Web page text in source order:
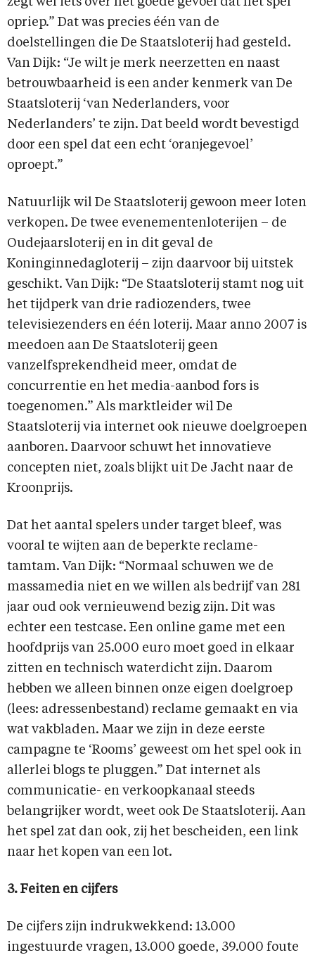
opriep.” Dat was precies één van de
doelstellingen die De Staatsloterij had gesteld.
Van Dijk: “Je wilt je merk neerzetten en naast
betrouwbaarheid is een ander kenmerk van De
Staatsloterij ‘van Nederlanders, voor
Nederlanders’ te zijn. Dat beeld wordt bevestigd
door een spel dat een echt ‘oranjegevoel’
oproept.”
Natuurlijk wil De Staatsloterij gewoon meer loten
verkopen. De twee evenementenloterijen – de
Oudejaarsloterij en in dit geval de
Koninginnedagloterij – zijn daarvoor bij uitstek
geschikt. Van Dijk: “De Staatsloterij stamt nog uit
het tijdperk van drie radiozenders, twee
televisiezenders en één loterij. Maar anno 2007 is
meedoen aan De Staatsloterij geen
vanzelfsprekendheid meer, omdat de
concurrentie en het media-aanbod fors is
toegenomen.” Als marktleider wil De
Staatsloterij via internet ook nieuwe doelgroepen
aanboren. Daarvoor schuwt het innovatieve
concepten niet, zoals blijkt uit De Jacht naar de
Kroonprijs.
Dat het aantal spelers under target bleef, was
vooral te wijten aan de beperkte reclame-
tamtam. Van Dijk: “Normaal schuwen we de
massamedia niet en we willen als bedrijf van 281
jaar oud ook vernieuwend bezig zijn. Dit was
echter een testcase. Een online game met een
hoofdprijs van 25.000 euro moet goed in elkaar
zitten en technisch waterdicht zijn. Daarom
hebben we alleen binnen onze eigen doelgroep
(lees: adressenbestand) reclame gemaakt en via
wat vakbladen. Maar we zijn in deze eerste
campagne te ‘Rooms’ geweest om het spel ook in
allerlei blogs te pluggen.” Dat internet als
communicatie- en verkoopkanaal steeds
belangrijker wordt, weet ook De Staatsloterij. Aan
het spel zat dan ook, zij het bescheiden, een link
naar het kopen van een lot.
3. Feiten en cijfers
De cijfers zijn indrukwekkend: 13.000
ingestuurde vragen, 13.000 goede, 39.000 foute